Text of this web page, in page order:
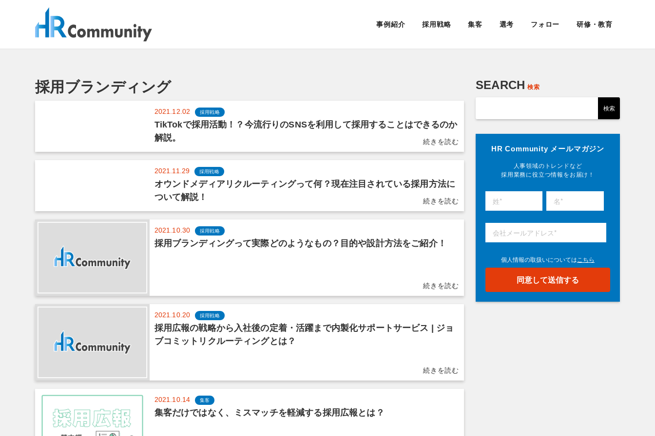
事例紹介 採用戦略 集客 選考 フォロー 研修・教育
採用ブランディング
2021.12.02 採用戦略
TikTokで採用活動！？今流行りのSNSを利用して採用することはできるのか
解説。
2021.11.29 採用戦略
オウンドメディアリクルーティングって何？現在注目されている採用方法に
ついて解説！
2021.10.30 採用戦略
採用ブランディングって実際どのようなもの？目的や設計方法をご紹介！
2021.10.20 採用戦略
採用広報の戦略から入社後の定着・活躍まで内製化サポートサービス | ジョ
ブコミットリクルーティングとは？
2021.10.14 集客
集客だけではなく、ミスマッチを軽減する採用広報とは？
SEARCH 検索
HR Community メールマガジン
人事領域のトレンドなど
採用業務に役立つ情報をお届け！